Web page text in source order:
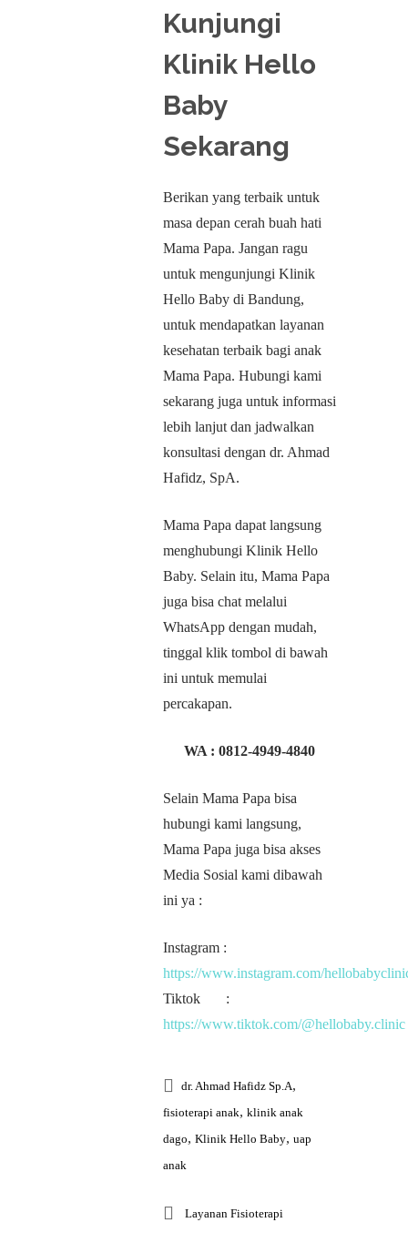
Kunjungi
Klinik Hello
Baby
Sekarang
Berikan yang terbaik untuk
masa depan cerah buah hati
Mama Papa. Jangan ragu
untuk mengunjungi Klinik
Hello Baby di Bandung,
untuk mendapatkan layanan
kesehatan terbaik bagi anak
Mama Papa. Hubungi kami
sekarang juga untuk informasi
lebih lanjut dan jadwalkan
konsultasi dengan dr. Ahmad
Hafidz, SpA.
Mama Papa dapat langsung
menghubungi Klinik Hello
Baby. Selain itu, Mama Papa
juga bisa chat melalui
WhatsApp dengan mudah,
tinggal klik tombol di bawah
ini untuk memulai
percakapan.
WA : 0812-4949-4840
Selain Mama Papa bisa
hubungi kami langsung,
Mama Papa juga bisa akses
Media Sosial kami dibawah
ini ya :
Instagram :
https://www.instagram.com/
Tiktok :
https://www.tiktok.com/@hellobaby.clinic
dr. Ahmad Hafidz Sp.A,
fisioterapi anak, klinik anak
dago, Klinik Hello Baby, uap
anak
Layanan Fisioterapi